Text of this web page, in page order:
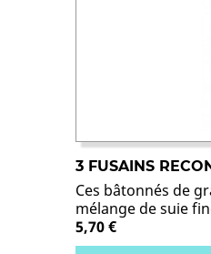
3 FUSAINS
Ces bâtonnés de
mélange de suie
5,70 €